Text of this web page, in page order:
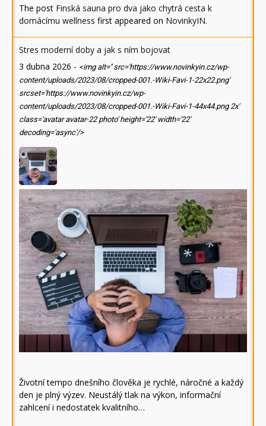
The post Finská sauna pro dva jako chytrá cesta k
domácímu wellness first appeared on NovinkyIN.
Stres moderní doby a jak s ním bojovat
3 dubna 2026 - <img alt='' src='https://www.novinkyin.cz/wp-
content/uploads/2023/08/cropped-001.-Wiki-Favi-1-22x22.png'
srcset='https://www.novinkyin.cz/wp-
content/uploads/2023/08/cropped-001.-Wiki-Favi-1-44x44.png 2x'
class='avatar avatar-22 photo' height='22' width='22'
decoding='async'/>
Životní tempo dnešního člověka je rychlé, náročné a každý
den je plný výzev. Neustálý tlak na výkon, informační
zahlcení i nedostatek kvalitního…